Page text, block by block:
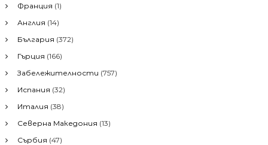
Франция (1)
Англия (14)
България (372)
Гърция (166)
Забележителности (757)
Испания (32)
Италия (38)
Северна Македония (13)
Сърбия (47)